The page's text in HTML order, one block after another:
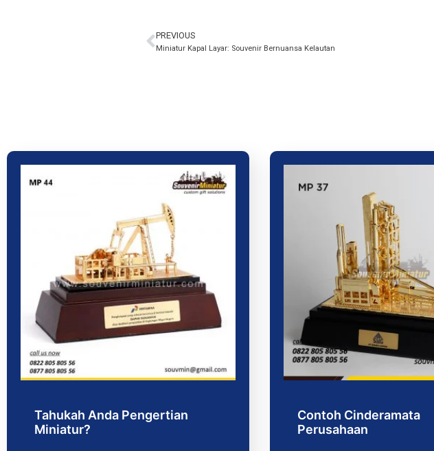
PREVIOUS
Miniatur Kapal Layar: Souvenir Bernuansa Kelautan
Tahukah Anda Pengertian
Miniatur?
Contoh Cinderamata
Perusahaan